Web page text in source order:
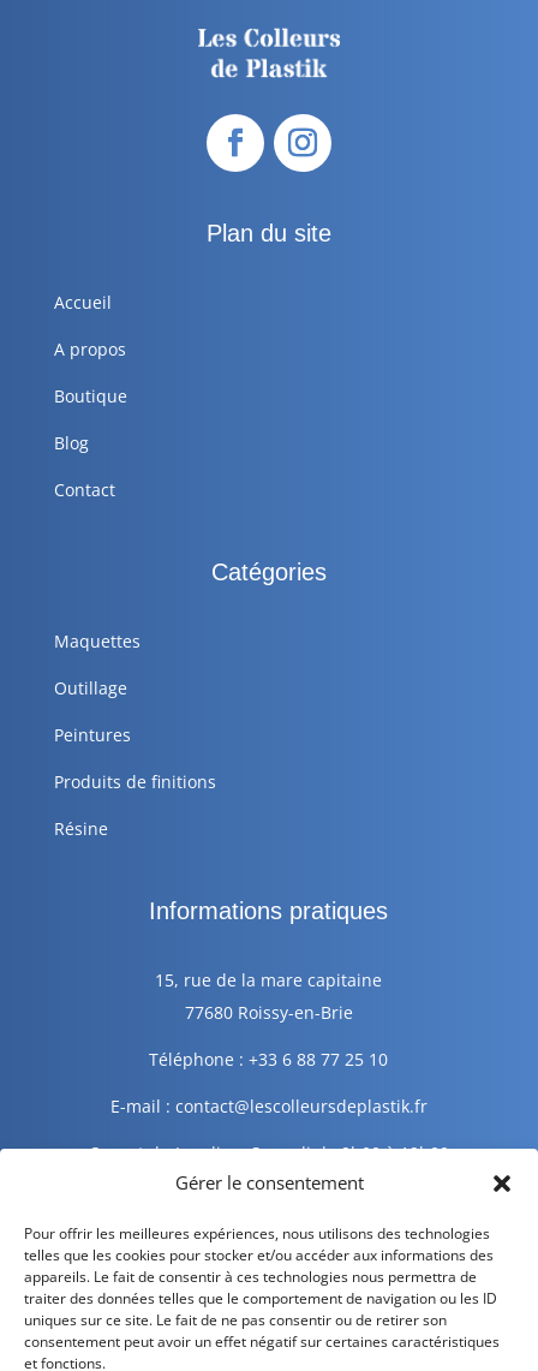
Gérer le consentement
Pour offrir les meilleures expériences, nous utilisons des technologies
telles que les cookies pour stocker et/ou accéder aux informations des
appareils. Le fait de consentir à ces technologies nous permettra de
traiter des données telles que le comportement de navigation ou les ID
uniques sur ce site. Le fait de ne pas consentir ou de retirer son
consentement peut avoir un effet négatif sur certaines caractéristiques
et fonctions.
Plan du site
Accueil
A propos
Boutique
Blog
Contact
Catégories
Maquettes
Outillage
Peintures
Produits de finitions
Résine
Informations pratiques
15, rue de la mare capitaine
77680 Roissy-en-Brie
Téléphone : +33 6 88 77 25 10
E-mail : contact@lescolleursdeplastik.fr
Ouvert du Lundi au Samedi de 9h00 à 19h00
Informations légales
Mentions légales
Politique de confidentialité